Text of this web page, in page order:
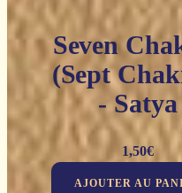
Seven
(Sept
- Satya
1,50€
AJOUTER AU